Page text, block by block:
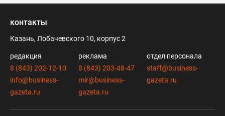
контакты
Казань, Лобачевского 10, корпус 2
редакция
8 (843) 202-12-10
info@business-
gazeta.ru
реклама
8 (843) 203-48-47
mir@business-
gazeta.ru
отдел персонала
staff@business-
gazeta.ru